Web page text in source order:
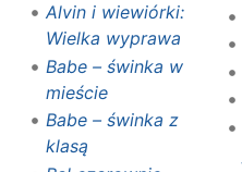
Alvin i wiewiórki:
Wielka wyprawa
Babe – świnka w
mieście
Babe – świnka z
klasą